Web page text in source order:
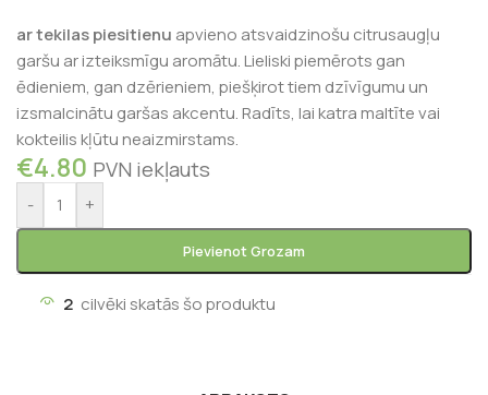
ar tekilas piesitienu apvieno atsvaidzinošu citrusaugļu
garšu ar izteiksmīgu aromātu. Lieliski piemērots gan
ēdieniem, gan dzērieniem, piešķirot tiem dzīvīgumu un
izsmalcinātu garšas akcentu. Radīts, lai katra maltīte vai
kokteilis kļūtu neaizmirstams.
€4.80 PVN iekļauts
- +
Pievienot Grozam
2 cilvēki skatās šo produktu